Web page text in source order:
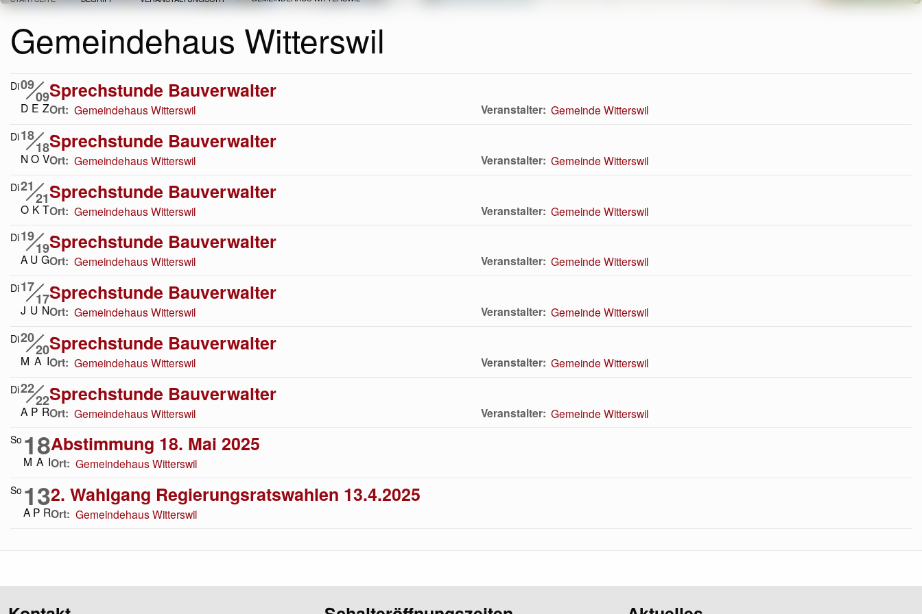
Pfadnavigation
Gemeindehaus Witterswil
Di09
09
D E Z
Sprechstunde Bauverwalter
Ort Gemeindehaus Witterswil Veranstalter Gemeinde Witterswil
Di18
18
N O V
Sprechstunde Bauverwalter
Ort Gemeindehaus Witterswil Veranstalter Gemeinde Witterswil
Di21
21
O K T
Sprechstunde Bauverwalter
Ort Gemeindehaus Witterswil Veranstalter Gemeinde Witterswil
Di19
19
A U G
Sprechstunde Bauverwalter
Ort Gemeindehaus Witterswil Veranstalter Gemeinde Witterswil
Di17
17
J U N
Sprechstunde Bauverwalter
Ort Gemeindehaus Witterswil Veranstalter Gemeinde Witterswil
Di20
20
M A I
Sprechstunde Bauverwalter
Ort Gemeindehaus Witterswil Veranstalter Gemeinde Witterswil
Di22
22
A P R
Sprechstunde Bauverwalter
Ort Gemeindehaus Witterswil Veranstalter Gemeinde Witterswil
So 18
M A I
Abstimmung 18. Mai 2025
Ort Gemeindehaus Witterswil
So 13
A P R
2. Wahlgang Regierungsratswahlen 13.4.2025
Ort Gemeindehaus Witterswil